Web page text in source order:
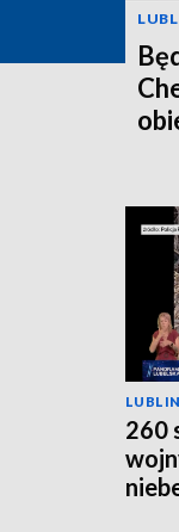
LUBLIN
260